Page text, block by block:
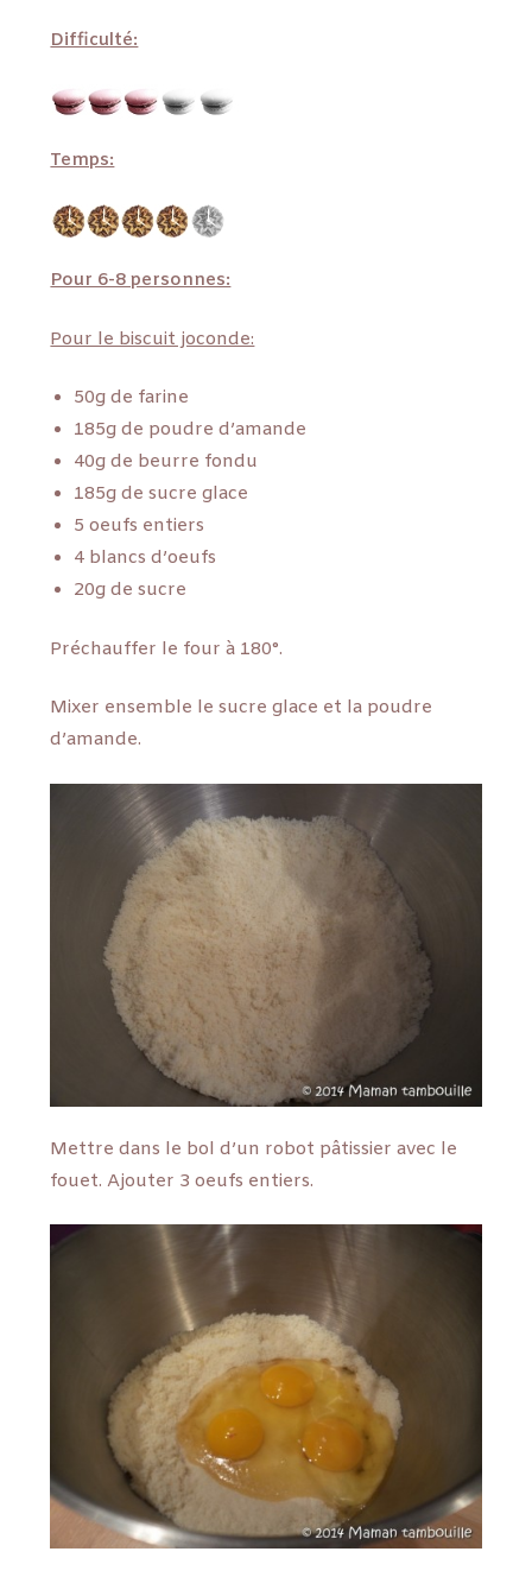
Difficulté:
Temps:
Pour 6-8 personnes:
Pour le biscuit joconde:
50g de farine
185g de poudre d’amande
40g de beurre fondu
185g de sucre glace
5 oeufs entiers
4 blancs d’oeufs
20g de sucre
Préchauffer le four à 180°.
Mixer ensemble le sucre glace et la poudre
d’amande.
Mettre dans le bol d’un robot pâtissier avec le
fouet. Ajouter 3 oeufs entiers.